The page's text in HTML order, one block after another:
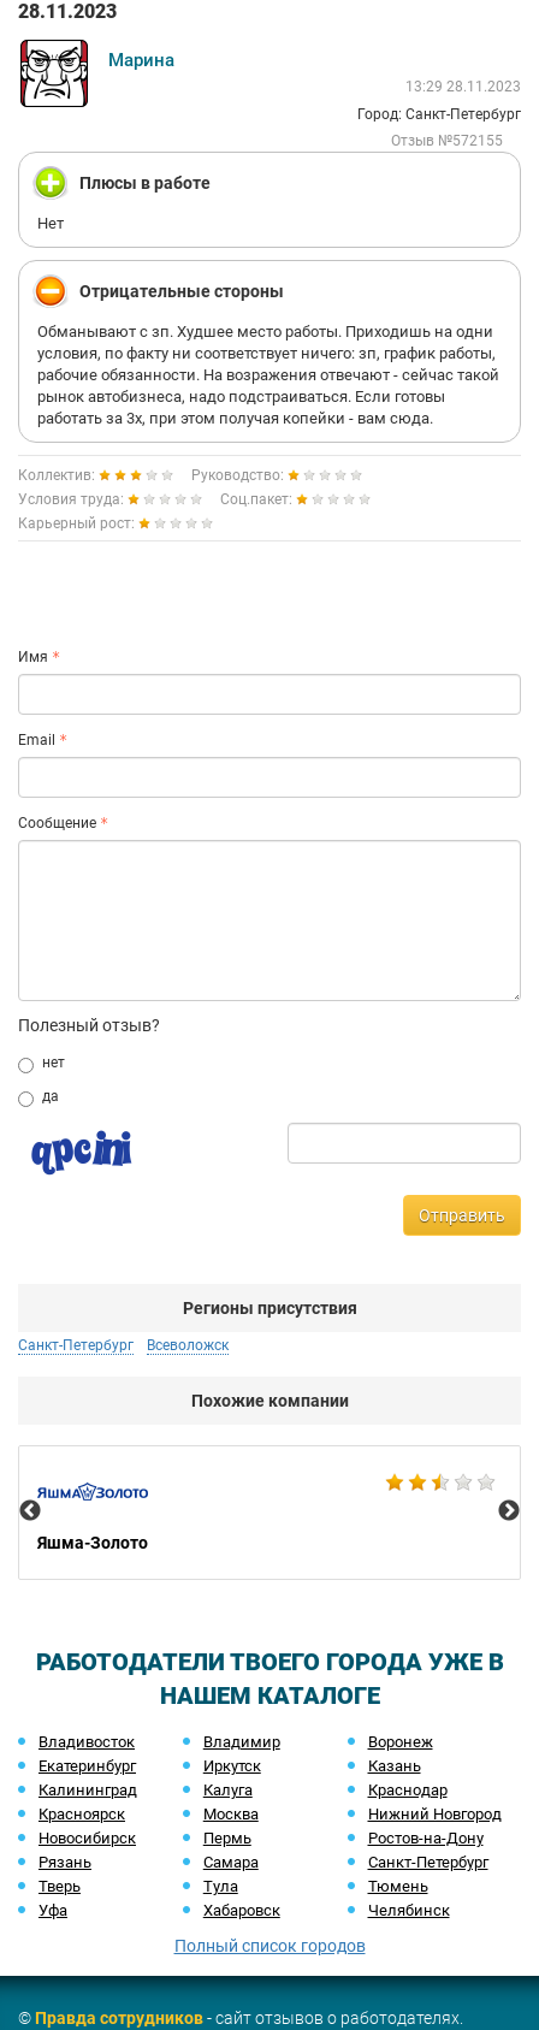
28.11.2023
Марина
13:29 28.11.2023
Город: Санкт-Петербург
Отзыв №572155
Плюсы в работе
Нет
Отрицательные стороны
Обманывают с зп. Худшее место работы. Приходишь на одни
условия, по факту ни соответствует ничего: зп, график работы,
рабочие обязанности. На возражения отвечают - сейчас такой
рынок автобизнеса, надо подстраиваться. Если готовы
работать за 3х, при этом получая копейки - вам сюда.
Коллектив:
Руководство:
Условия труда:
Соц.пакет:
Карьерный рост:
Имя
Email
Сообщение
Полезный отзыв?
нет
да
Отправить
Регионы присутствия
Санкт-Петербург Всеволожск
Похожие компании
Яшма-Золото
РАБОТОДАТЕЛИ ТВОЕГО ГОРОДА УЖЕ В
НАШЕМ КАТАЛОГЕ
Владивосток Владимир
Воронеж
Екатеринбург
Иркутск
Казань
Калининград
Калуга
Краснодар
Красноярск
Москва
Нижний Новгород
Новосибирск
Пермь
Ростов-на-Дону
Рязань
Самара
Санкт-Петербург
Тверь
Тула
Тюмень
Уфа
Хабаровск Челябинск
Полный список городов
©Правда сотрудников- сайт отзывов о работодателях.